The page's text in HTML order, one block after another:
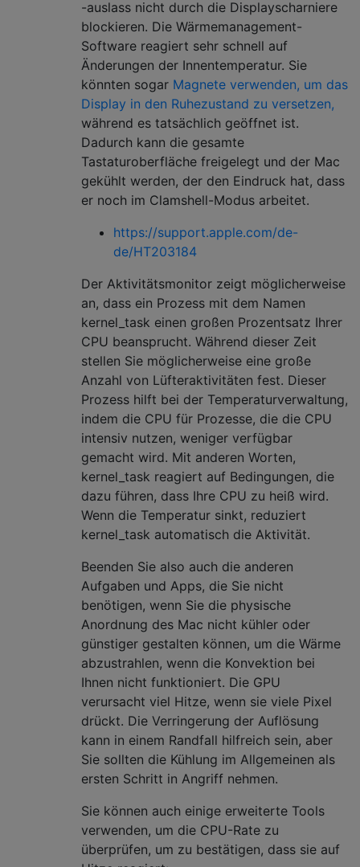
-auslass nicht durch die Displayscharniere
blockieren. Die Wärmemanagement-
Software reagiert sehr schnell auf
Änderungen der Innentemperatur. Sie
könnten sogar Magnete verwenden, um das
Display in den Ruhezustand zu versetzen,
während es tatsächlich geöffnet ist.
Dadurch kann die gesamte
Tastaturoberfläche freigelegt und der Mac
gekühlt werden, der den Eindruck hat, dass
er noch im Clamshell-Modus arbeitet.
https://support.apple.com/de-
de/HT203184
Der Aktivitätsmonitor zeigt möglicherweise
an, dass ein Prozess mit dem Namen
kernel_task einen großen Prozentsatz Ihrer
CPU beansprucht. Während dieser Zeit
stellen Sie möglicherweise eine große
Anzahl von Lüfteraktivitäten fest. Dieser
Prozess hilft bei der Temperaturverwaltung,
indem die CPU für Prozesse, die die CPU
intensiv nutzen, weniger verfügbar
gemacht wird. Mit anderen Worten,
kernel_task reagiert auf Bedingungen, die
dazu führen, dass Ihre CPU zu heiß wird.
Wenn die Temperatur sinkt, reduziert
kernel_task automatisch die Aktivität.
Beenden Sie also auch die anderen
Aufgaben und Apps, die Sie nicht
benötigen, wenn Sie die physische
Anordnung des Mac nicht kühler oder
günstiger gestalten können, um die Wärme
abzustrahlen, wenn die Konvektion bei
Ihnen nicht funktioniert. Die GPU
verursacht viel Hitze, wenn sie viele Pixel
drückt. Die Verringerung der Auflösung
kann in einem Randfall hilfreich sein, aber
Sie sollten die Kühlung im Allgemeinen als
ersten Schritt in Angriff nehmen.
Sie können auch einige erweiterte Tools
verwenden, um die CPU-Rate zu
überprüfen, um zu bestätigen, dass sie auf